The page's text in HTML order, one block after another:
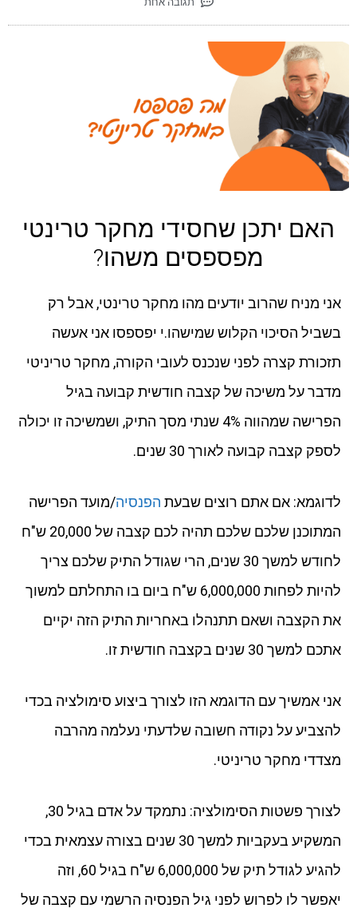
האם יתכן שחסידי מחקר טרינטי
מפספסים משהו?
אני מניח שהרוב יודעים מהו מחקר טרינטי, אבל רק
בשביל הסיכוי הקלוש שמישהו.י יפספסו אני אעשה
תזכורת קצרה לפני שנכנס לעובי הקורה, מחקר טריניטי
מדבר על משיכה של קצבה חודשית קבועה בגיל
הפרישה שמהווה 4% שנתי מסך התיק, ושמשיכה זו יכולה
לספק קצבה קבועה לאורך 30 שנים.
לדוגמא: אם אתם רוצים שבעת הפנסיה/מועד הפרישה
המתוכנן שלכם שלכם תהיה לכם קצבה של 20,000 ש"ח
לחודש למשך 30 שנים, הרי שגודל התיק שלכם צריך
להיות לפחות 6,000,000 ש"ח ביום בו התחלתם למשוך
את הקצבה ושאם תתנהלו באחריות התיק הזה יקיים
אתכם למשך 30 שנים בקצבה חודשית זו.
אני אמשיך עם הדוגמא הזו לצורך ביצוע סימולציה בכדי
להצביע על נקודה חשובה שלדעתי נעלמה מהרבה
מצדדי מחקר טריניטי.
לצורך פשטות הסימולציה: נתמקד על אדם בגיל 30,
המשקיע בעקביות למשך 30 שנים בצורה עצמאית בכדי
להגיע לגודל תיק של 6,000,000 ש"ח בגיל 60, וזה
יאפשר לו לפרוש לפני גיל הפנסיה הרשמי עם קצבה של